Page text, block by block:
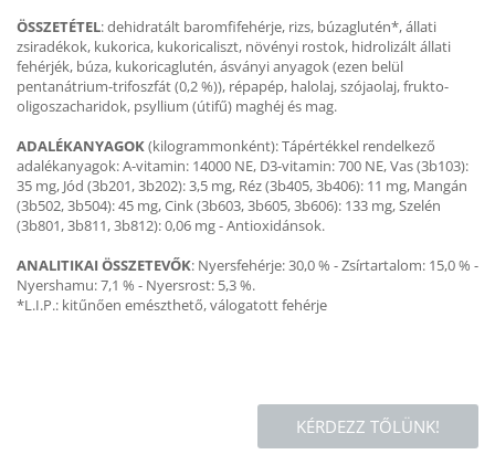
ÖSSZETÉTEL: dehidratált baromfifehérje, rizs, búzaglutén*, állati
zsiradékok, kukorica, kukoricaliszt, növényi rostok, hidrolizált állati
fehérjék, búza, kukoricaglutén, ásványi anyagok (ezen belül
pentanátrium-trifoszfát (0,2 %)), répapép, halolaj, szójaolaj, frukto-
oligoszacharidok, psyllium (útifű) maghéj és mag.
ADALÉKANYAGOK(kilogrammonként): Tápértékkel rendelkező
adalékanyagok: A-vitamin: 14000 NE, D3-vitamin: 700 NE, Vas (3b103):
35 mg, Jód (3b201, 3b202): 3,5 mg, Réz (3b405, 3b406): 11 mg, Mangán
(3b502, 3b504): 45 mg, Cink (3b603, 3b605, 3b606): 133 mg, Szelén
(3b801, 3b811, 3b812): 0,06 mg - Antioxidánsok.
ANALITIKAI ÖSSZETEVŐK: Nyersfehérje: 30,0 % - Zsírtartalom: 15,0 % -
Nyershamu: 7,1 % - Nyersrost: 5,3 %.
*L.I.P.: kitűnően emészthető, válogatott fehérje
KÉRDEZZ TŐLÜNK!